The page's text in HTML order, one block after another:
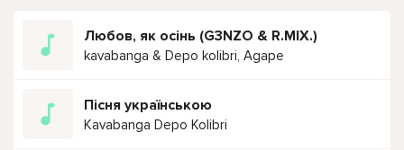
Любов, як осінь (G3NZO & R.MIX.)
kavabanga & Depo kolibri, Agape
Пісня українською
Kavabanga Depo Kolibri